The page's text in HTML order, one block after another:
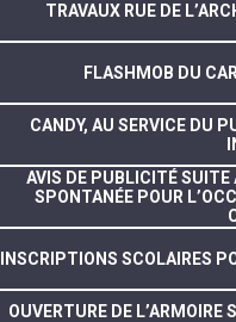
TRAVAUX RUE DE
FLASHMOB DU
CANDY, AU SERVICE DU
AVIS DE PUBLICITÉ SUITE
SPONTANÉE POUR
INSCRIPTIONS SCOLAIRES
OUVERTURE DE L’ARMOIRE